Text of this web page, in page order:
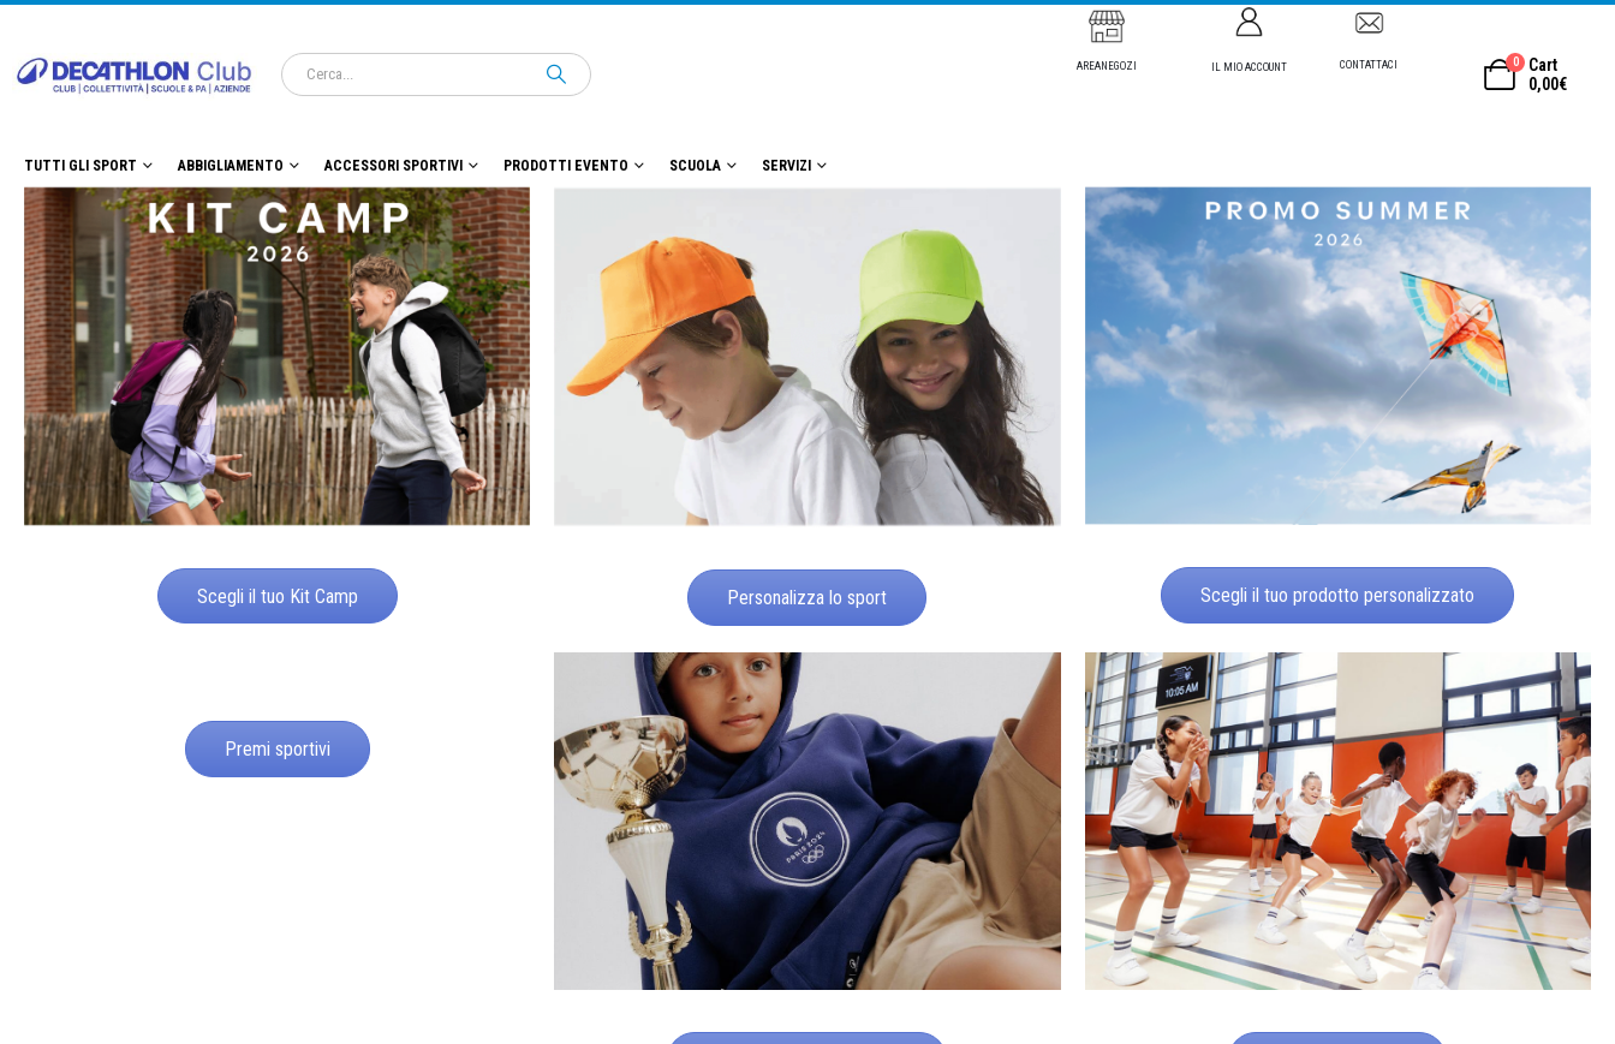
AREANEGOZI IL MIO ACCOUNT CONTATTACI 0
Cart
0,00€
TUTTI GLI SPORT ABBIGLIAMENTO ACCESSORI SPORTIVI PRODOTTI EVENTO SCUOLA SERVIZI
Scegli il tuo Kit Camp Personalizza lo sport Scegli il tuo prodotto personalizzato
Premi sportivi